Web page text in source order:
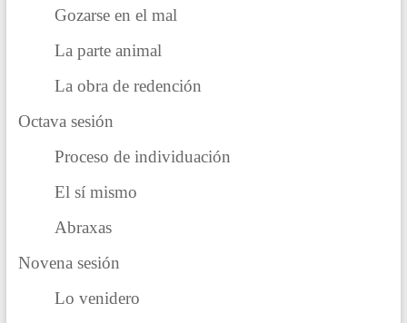
Gozarse en el mal
La parte animal
La obra de redención
Octava sesión
Proceso de individuación
El sí mismo
Abraxas
Novena sesión
Lo venidero